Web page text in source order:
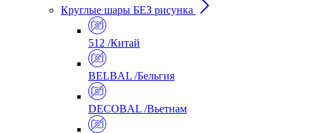
Круглые шары БЕЗ рисунка
512 /Китай
BELBAL /Бельгия
DECOBAL /Вьетнам